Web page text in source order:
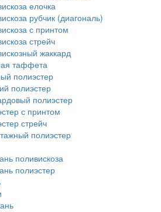
елочка
рубчик (диагональ)
с принтом
стрейч
жаккард
таффета
полиэстер
полиэстер
полиэстер
с принтом
стрейч
полиэстер
поливискоза
полиэстер